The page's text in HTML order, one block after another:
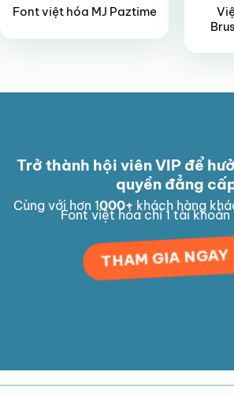
Font việt hóa MJ Paztime
Trở thành hội viên VIP để
quyền đẳng
Cùng với hơn 1000+ khách hàng
Font việt hóa chỉ 1 tài khoản
THAM GIA NGAY